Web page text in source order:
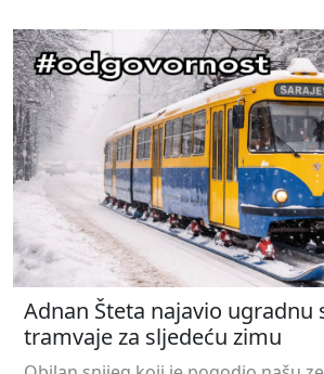
Adnan Šteta najavio ugradnu
tramvaje za sljedeću zimu